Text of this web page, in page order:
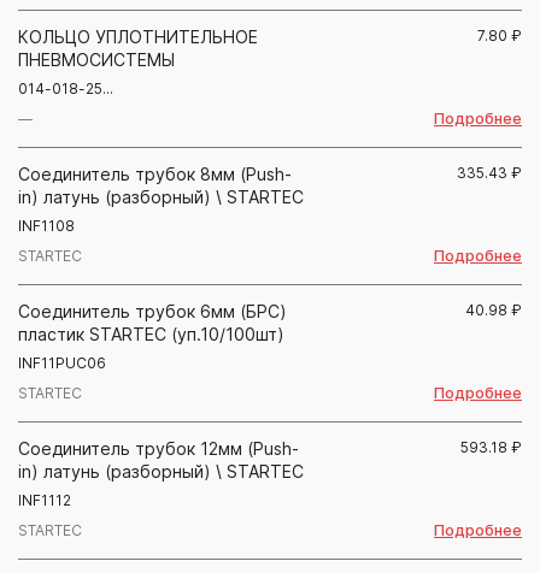
КОЛЬЦО УПЛОТНИТЕЛЬНОЕ
ПНЕВМОСИСТЕМЫ
014-018-25...
—
7.80 ₽
Подробнее
Соединитель трубок 8мм (Push-
in) латунь (разборный) \ STARTEC
INF1108
STARTEC
335.43 ₽
Подробнее
Соединитель трубок 6мм (БРС)
пластик STARTEC (уп.10/100шт)
INF11PUC06
STARTEC
40.98 ₽
Подробнее
Соединитель трубок 12мм (Push-
in) латунь (разборный) \ STARTEC
INF1112
STARTEC
593.18 ₽
Подробнее